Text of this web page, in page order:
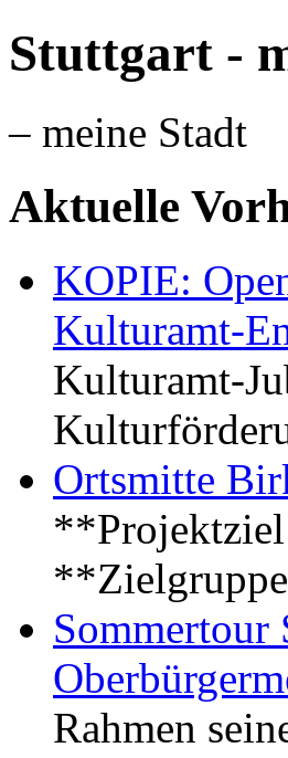
Stuttgart -
– meine Stadt
Aktuelle
KOPIE:
Kulturamt-
Kulturamt-
Ortsmitte
Rahmen